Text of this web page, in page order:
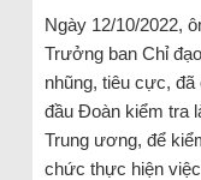
Ngày 12/10/2022,
Trưởng ban Chỉ
nhũng, tiêu cực,
đầu Đoàn kiểm tra
Trung ương, để
chức thực hiện